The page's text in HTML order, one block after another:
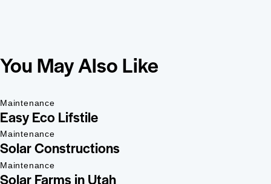
You May Also Like
Maintenance
Easy Eco Lifstile
Maintenance
Solar Constructions
Maintenance
Solar Farms in Utah